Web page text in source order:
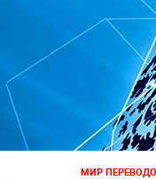
МИР